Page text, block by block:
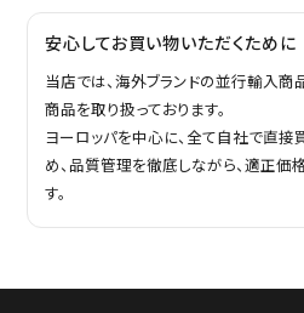
安心してお買い物いただくために
当店では、海外ブランドの並行輸入
商品を取り扱っております。
ヨーロッパを中心に、全て自社で直接
め、品質管理を徹底しながら、適正価
す。